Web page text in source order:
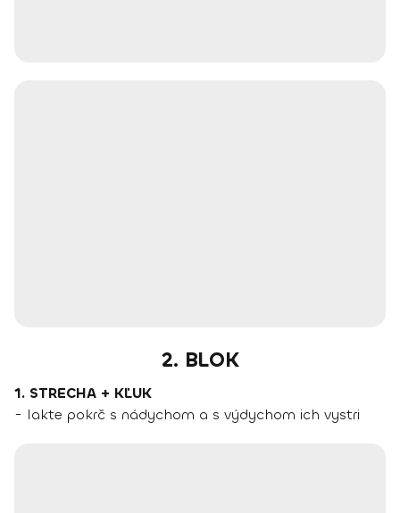
2. BLOK
1. STRECHA + KĽUK
- lakte pokrč s nádychom a s výdychom ich vystri